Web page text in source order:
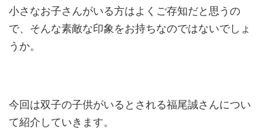
小さなお子さんがいる方はよくご存知だと思うの
で、そんな素敵な印象をお持ちなのではないでしょ
うか。
今回は双子の子供がいるとされる福尾誠さんについ
て紹介していきます。